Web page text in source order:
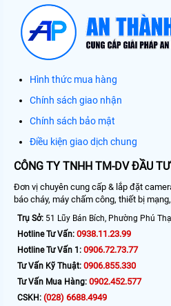
Hình thức mua hàng
Chính sách giao nhận
Chính sách bảo mật
Điều kiện giao dịch chung
CÔNG TY TNHH TM-DV ĐẦU
Đơn vị chuyên cung cấp & lắp đặt
báo cháy, máy chấm công, thiết bị mạng,
Trụ Sở: 51 Lũy Bán Bích, Phường Phú
Hotline Tư Vấn: 0938.11.23.99
Hotline Tư Vấn 1: 0906.72.73.77
Tư Vấn Kỹ Thuật: 0906.855.330
Tư Vấn Mua Hàng: 0902.452.577
CSKH: (028) 6688.4949